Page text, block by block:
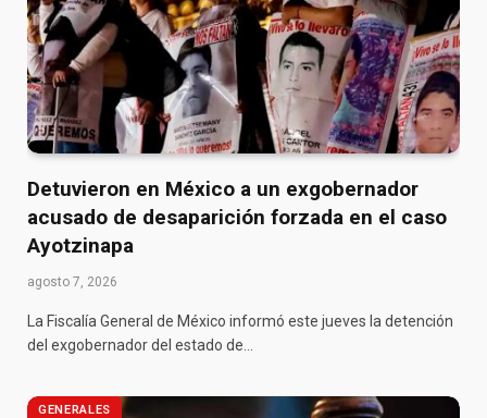
Detuvieron en México a un exgobernador
acusado de desaparición forzada en el caso
Ayotzinapa
agosto 7, 2026
La Fiscalía General de México informó este jueves la detención
del exgobernador del estado de…
GENERALES